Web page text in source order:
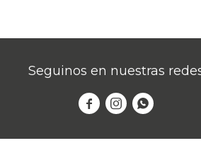
Seguinos en nuestras
  